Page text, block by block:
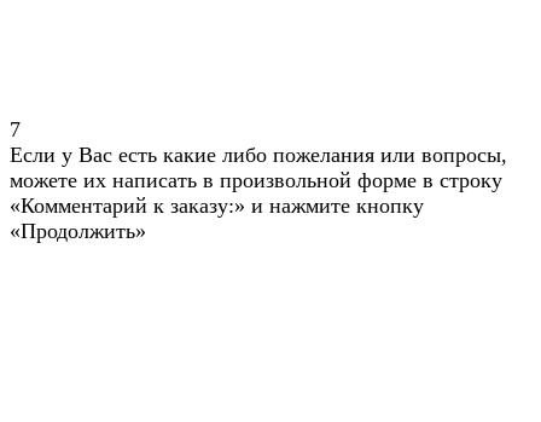
7
Если у Вас есть какие либо пожелания или вопросы,
можете их написать в произвольной форме в строку
«Комментарий к заказу:» и нажмите кнопку
«Продолжить»